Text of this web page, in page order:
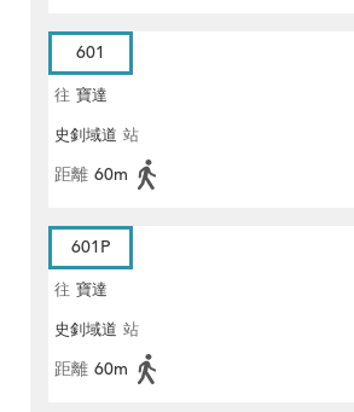
601
往 寶達
史釗域道 站
距離 60m
601P
往 寶達
史釗域道 站
距離 60m